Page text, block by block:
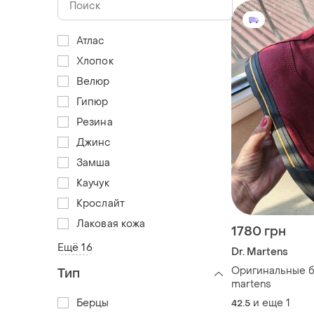
1780 грн
Dr. Martens
Оригинальные
martens
42.5 и еще 1
Атлас
Хлопок
Велюр
Гипюр
Резина
Джинс
Замша
Каучук
Крослайт
Лаковая кожа
Ещё 16
Тип
Берцы